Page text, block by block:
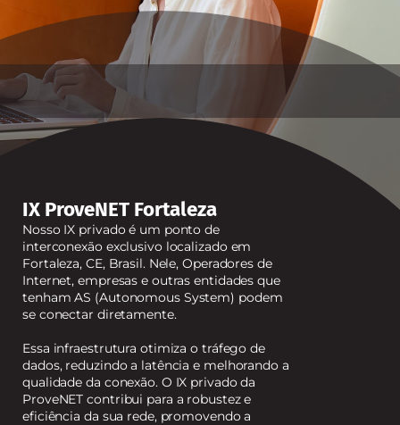
IX ProveNET Fortaleza
Nosso IX privado é um ponto de
interconexão exclusivo localizado em
Fortaleza, CE, Brasil. Nele, Operadores de
Internet, empresas e outras entidades que
tenham AS (Autonomous System) podem
se conectar diretamente.
Essa infraestrutura otimiza o tráfego de
dados, reduzindo a latência e melhorando a
qualidade da conexão. O IX privado da
ProveNET contribui para a robustez e
eficiência da sua rede, promovendo a